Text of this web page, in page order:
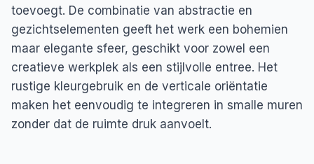
toevoegt. De combinatie van abstractie en
gezichtselementen geeft het werk een bohemien
maar elegante sfeer, geschikt voor zowel een
creatieve werkplek als een stijlvolle entree. Het
rustige kleurgebruik en de verticale oriëntatie
maken het eenvoudig te integreren in smalle muren
zonder dat de ruimte druk aanvoelt.